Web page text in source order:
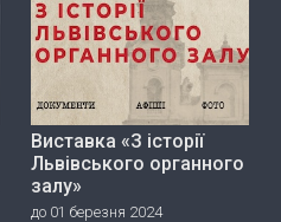
Виставка «З історії
Львівського органного
залу»
до 01 березня 2024